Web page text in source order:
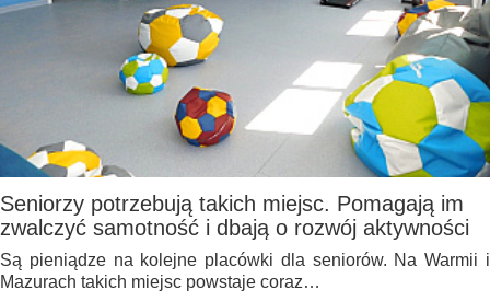
Seniorzy potrzebują takich miejsc. Pomagają im
zwalczyć samotność i dbają o rozwój aktywności
Są pieniądze na kolejne placówki dla seniorów. Na Warmii i
Mazurach takich miejsc powstaje coraz…